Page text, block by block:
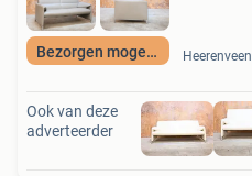
Bezorgen mogelijk Heerenveen
Ook van deze
adverteerder